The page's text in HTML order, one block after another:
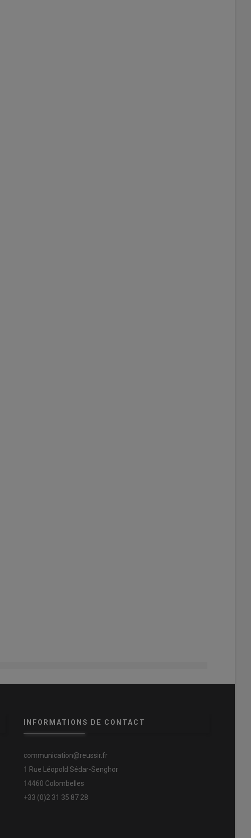
INFORMATIONS DE CONTACT
communication@reussir.fr
1 Rue Léopold Sédar-Senghor
14460 Colombelles
+33 (0)2 31 35 87 28